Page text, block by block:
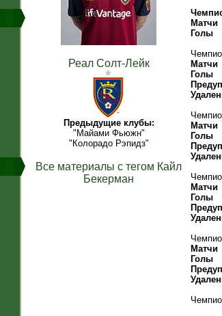
Реал Солт-Лейк
Предыдущие клубы:
"Майами Фьюжн"
"Колорадо Рэпидз"
Все материалы с тегом Кайл
Бекерман
Матчи
Голы
Матчи
Голы
Матчи
Голы
Матчи
Голы
Матчи
Голы